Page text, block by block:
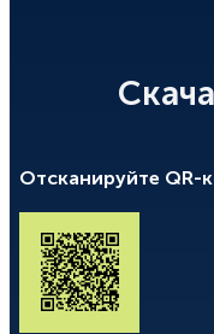
Отсканируйте QR-